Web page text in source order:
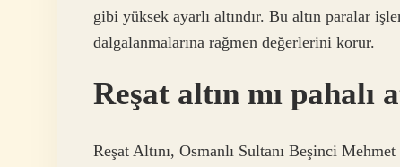
gibi yüksek ayarlı altındır. Bu altın paralar
dalgalanmalarına rağmen değerlerini korur.
Reşat altın mı pahalı
Reşat Altını, Osmanlı Sultanı Beşinci